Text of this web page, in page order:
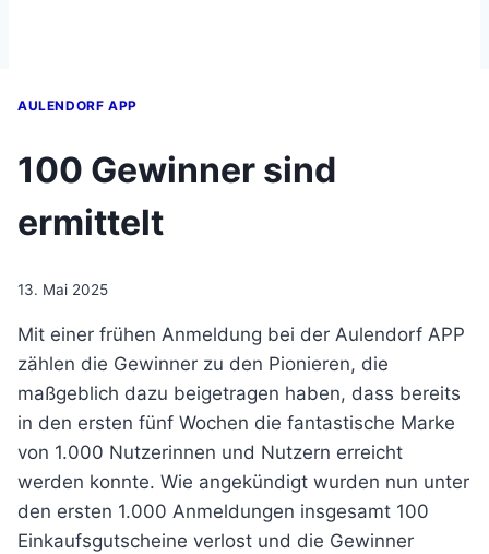
AULENDORF APP
100 Gewinner sind
ermittelt
13. Mai 2025
Mit einer frühen Anmeldung bei der Aulendorf APP
zählen die Gewinner zu den Pionieren, die
maßgeblich dazu beigetragen haben, dass bereits
in den ersten fünf Wochen die fantastische Marke
von 1.000 Nutzerinnen und Nutzern erreicht
werden konnte. Wie angekündigt wurden nun unter
den ersten 1.000 Anmeldungen insgesamt 100
Einkaufsgutscheine verlost und die Gewinner